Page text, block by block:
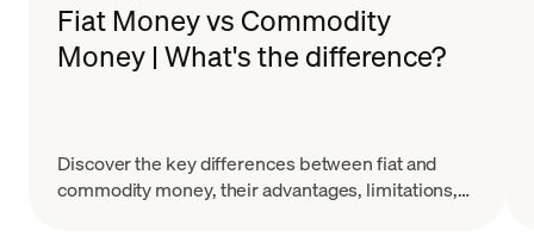
Fiat Money vs Commodity
Money | What's the difference?
Discover the key differences between fiat and
commodity money, their advantages, limitations,